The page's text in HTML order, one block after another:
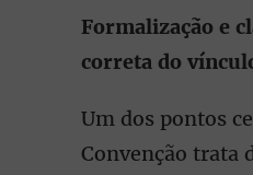
Formalização e
correta do
Um dos pontos
Convenção trata